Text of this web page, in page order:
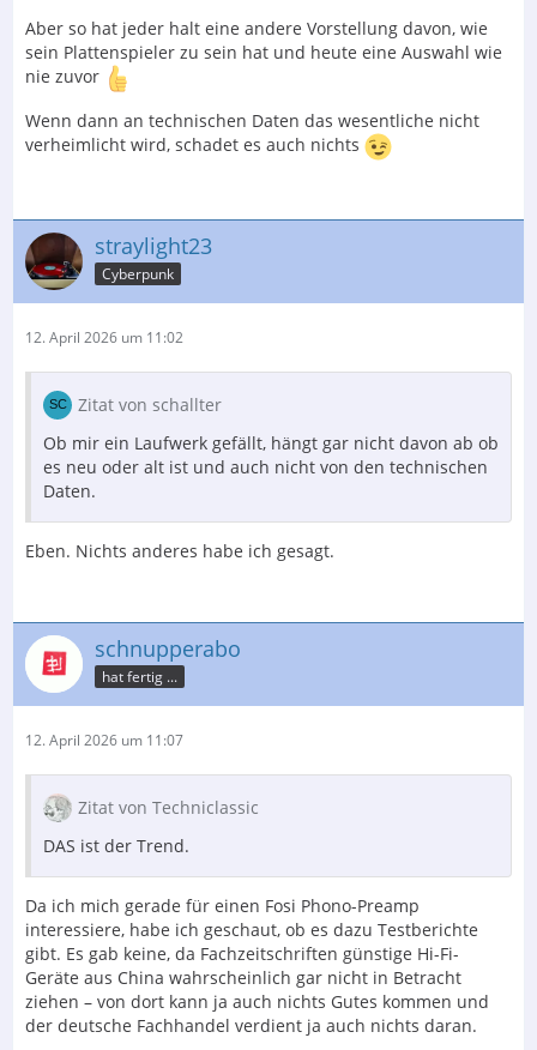
Aber so hat jeder halt eine andere Vorstellung davon, wie
sein Plattenspieler zu sein hat und heute eine Auswahl wie
nie zuvor
Wenn dann an technischen Daten das wesentliche nicht
verheimlicht wird, schadet es auch nichts
straylight23
Cyberpunk
12. April 2026 um 11:02
Zitat von schallter
Ob mir ein Laufwerk gefällt, hängt gar nicht davon ab ob
es neu oder alt ist und auch nicht von den technischen
Daten.
Eben. Nichts anderes habe ich gesagt.
schnupperabo
hat fertig ...
12. April 2026 um 11:07
Zitat von Techniclassic
DAS ist der Trend.
Da ich mich gerade für einen Fosi Phono-Preamp
interessiere, habe ich geschaut, ob es dazu Testberichte
gibt. Es gab keine, da Fachzeitschriften günstige Hi-Fi-
Geräte aus China wahrscheinlich gar nicht in Betracht
ziehen – von dort kann ja auch nichts Gutes kommen und
der deutsche Fachhandel verdient ja auch nichts daran.